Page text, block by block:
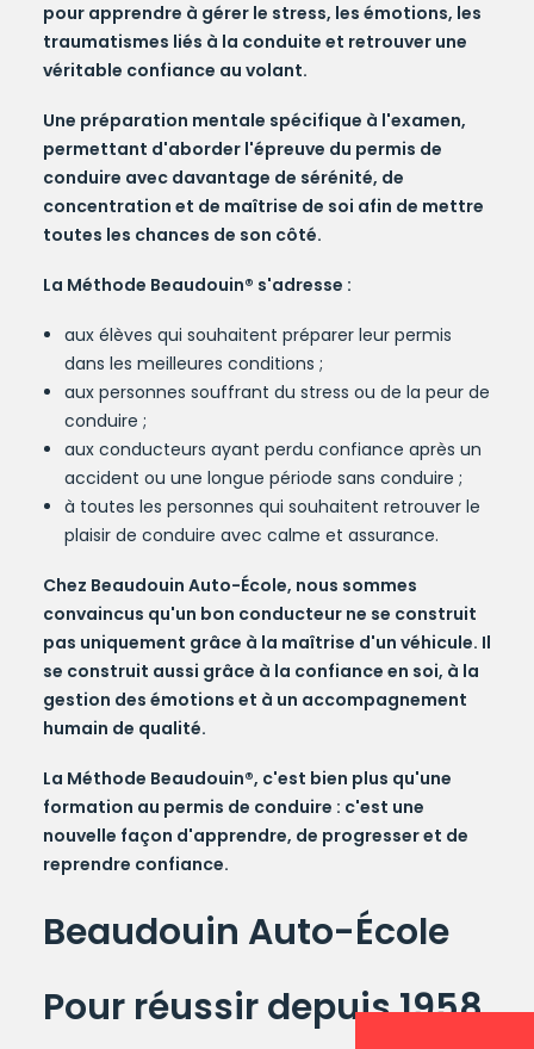
pour apprendre à gérer le stress, les émotions, les
traumatismes liés à la conduite et retrouver une
véritable confiance au volant.
Une préparation mentale spécifique à l'examen,
permettant d'aborder l'épreuve du permis de
conduire avec davantage de sérénité, de
concentration et de maîtrise de soi afin de mettre
toutes les chances de son côté.
La Méthode Beaudouin® s'adresse :
aux élèves qui souhaitent préparer leur permis
dans les meilleures conditions ;
aux personnes souffrant du stress ou de la peur de
conduire ;
aux conducteurs ayant perdu confiance après un
accident ou une longue période sans conduire ;
à toutes les personnes qui souhaitent retrouver le
plaisir de conduire avec calme et assurance.
Chez Beaudouin Auto-École, nous sommes
convaincus qu'un bon conducteur ne se construit
pas uniquement grâce à la maîtrise d'un véhicule. Il
se construit aussi grâce à la confiance en soi, à la
gestion des émotions et à un accompagnement
humain de qualité.
La Méthode Beaudouin®, c'est bien plus qu'une
formation au permis de conduire : c'est une
nouvelle façon d'apprendre, de progresser et de
reprendre confiance.
Beaudouin Auto-École
Pour réussir depuis 1958.